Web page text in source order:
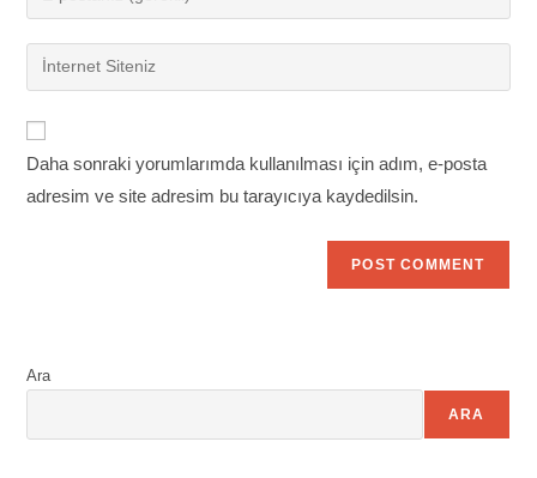
comment
your
email
address
Enter
your
URL
(optional)
Daha sonraki yorumlarımda kullanılması için adım, e-posta
adresim ve site adresim bu tarayıcıya kaydedilsin.
Ara
ARA